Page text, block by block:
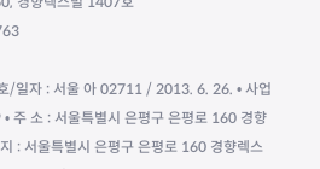
/일자 : 서울 아 02711 / 2013. 6. 26. • 사업
주 소 : 서울특별시 은평구 은평로 160 경향
: 서울특별시 은평구 은평로 160 경향렉스